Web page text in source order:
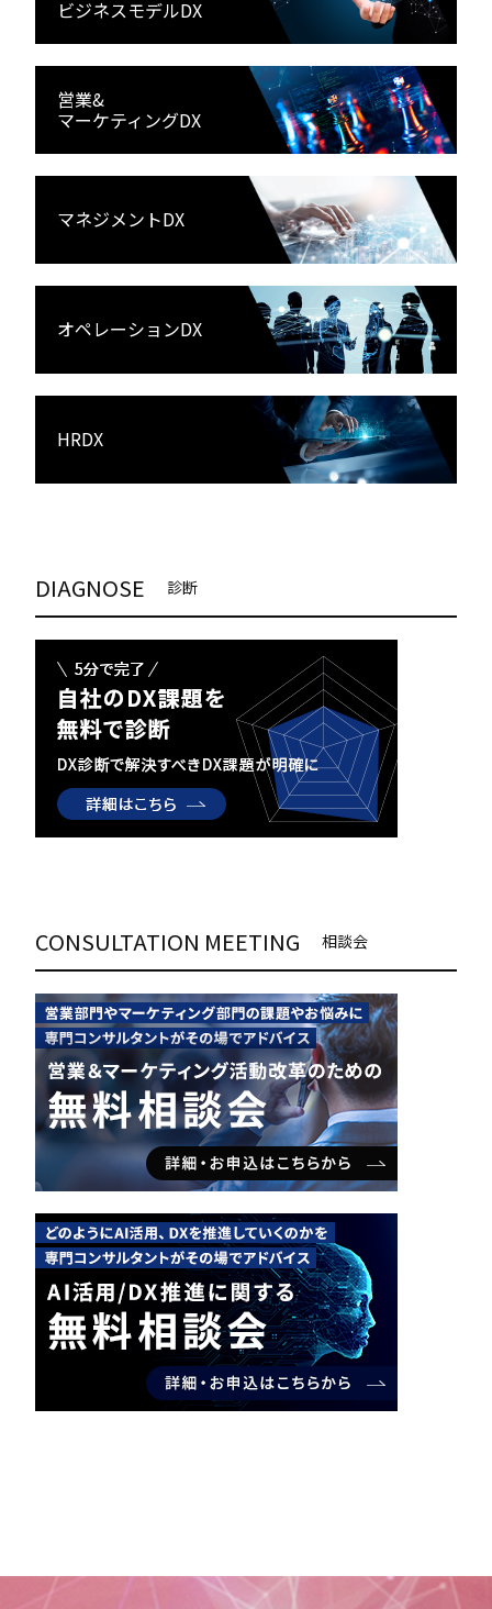
ビジネスモデルDX
営業&
マーケティングDX
マネジメントDX
オペレーションDX
HRDX
DIAGNOSE 診断
CONSULTATION MEETING 相談会